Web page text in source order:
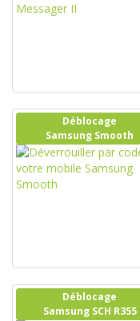
Déblocage
Samsung Smooth
Déblocage
Samsung SCH R355